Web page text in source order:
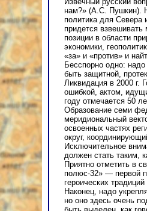
нам?» (А.С. Пушкин).
политика для Севера
придется взвешивать
позиции в области
экономики,
«за» и «против» и
Бесспорно одно:
быть защитной,
Ликвидация в 2000 г.
ошибкой, актом,
году отмечается 50
Образование семи
меридиональный
освоенных частях
округ,
Исключительное
должен стать таким,
Приятно отметить в
полюс-32» — первой
героических
Наконец, надо
но оно здесь очень